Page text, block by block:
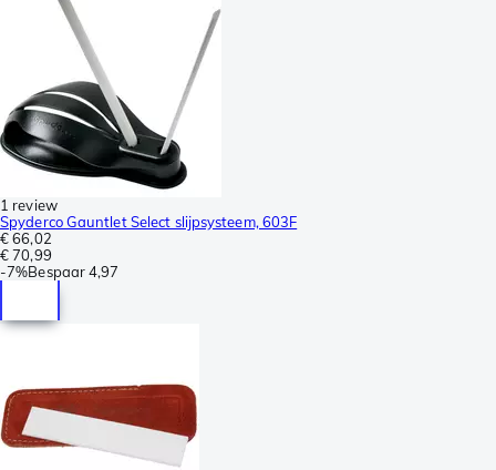
1 review
Spyderco Gauntlet Select slijpsysteem, 603F
€ 66,02
€ 70,99
-7%Bespaar4,97